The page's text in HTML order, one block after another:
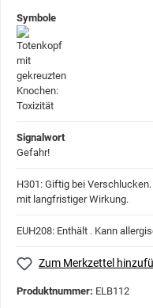
Symbole
Signalwort
Gefahr!
H301: Giftig bei Verschlucken.
mit langfristiger Wirkung.
EUH208: Enthält . Kann
Zum Merkzettel
Produktnummer: ELB112